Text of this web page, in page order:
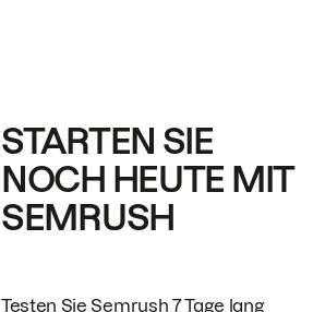
STARTEN SIE
NOCH HEUTE MIT
SEMRUSH
Testen Sie Semrush 7 Tage lang